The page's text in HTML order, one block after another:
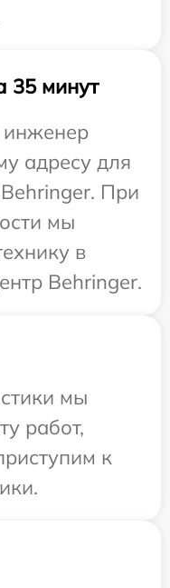
35 минут
адресу для
При
мы
в
Behringer.
мы
работ,
к